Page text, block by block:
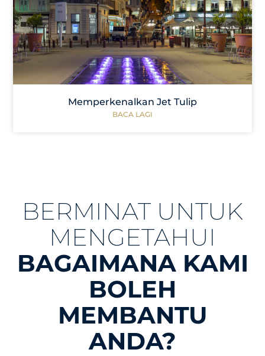
Memperkenalkan Jet Tulip
BACA LAGI
BERMINAT UNTUK
MENGETAHUI
BAGAIMANA KAMI
BOLEH
MEMBANTU
ANDA?